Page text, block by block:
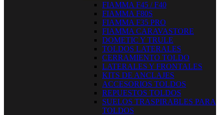
FIAMMA F45 / F40
FIAMMA F80S
FIAMMA F35 PRO
FIAMMA CARAVASTORE
DOMETIC Y TRULE
TOLDOS LATERALES
CERRAMIENTO TOLDO
LATERALES Y FRONTALES
KITS DE ANCLAJES
ACCESORIOS TOLDOS
REPUESTOS TOLDOS
SUELOS TRASPIRABLES PARA
TOLDOS